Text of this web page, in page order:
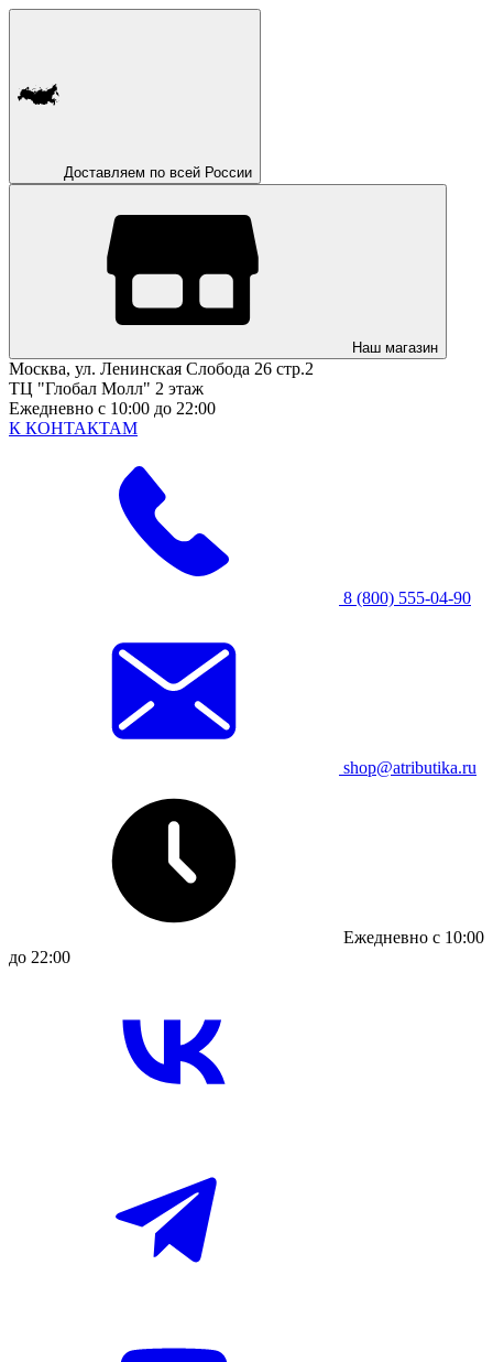
Доставляем по всей России
Наш магазин
Москва, ул. Ленинская Слобода 26 стр.2
ТЦ "Глобал Молл" 2 этаж
Ежедневно с 10:00 до 22:00
К КОНТАКТАМ
8 (800) 555-04-90
shop@atributika.ru
Ежедневно с 10:00
до 22:00